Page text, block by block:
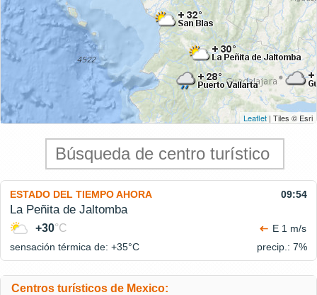
Leaflet | Tiles © Esri
ESTADO DEL TIEMPO AHORA 09:54
La Peñita de Jaltomba
+30°C
E 1 m/s
sensación térmica de: +35°C precip.: 7%
Centros turísticos de Mexico: